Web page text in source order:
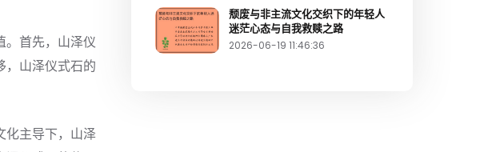
。首先，山泽仪
，山泽仪式石的
化主导下，山泽
颓废与非主流文化交织下的年轻人
迷茫心态与自我救赎之路
2026-06-19 11:46:36